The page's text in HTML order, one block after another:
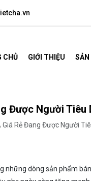
CHỦ GIỚI THIỆU
Được Người Tiêu
Giá Rẻ Đang Được Người
những dòng sản phẩm